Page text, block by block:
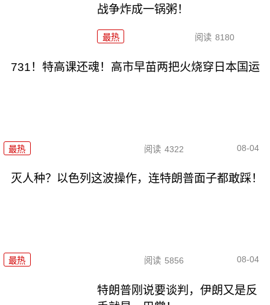
战争炸成一锅粥！
最热 阅读 8180
731！特高课还魂！高市早苗两把火烧穿日本国运
最热 阅读 4322 08-04
灭人种？以色列这波操作，连特朗普面子都敢踩！
最热 阅读 5856 08-04
特朗普刚说要谈判，伊朗又是反